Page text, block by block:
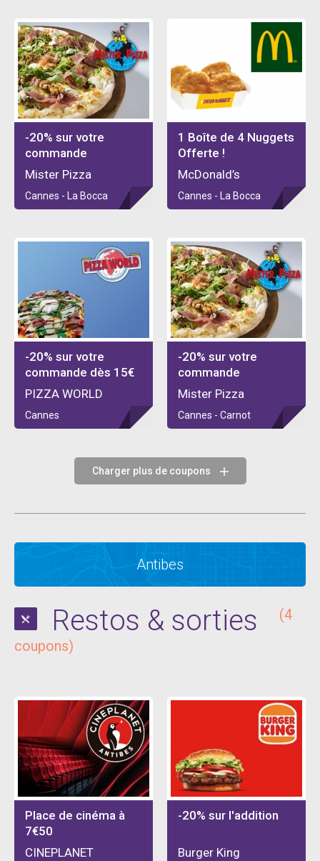
-20% sur votre
commande
Mister Pizza
Cannes - La Bocca
1 Boîte de 4 Nuggets
Offerte !
McDonald’s
Cannes - La Bocca
-20% sur votre
commande dès 15€
PIZZA WORLD
Cannes
-20% sur votre
commande
Mister Pizza
Cannes - Carnot
Charger plus de coupons
Antibes
Restos & sorties
(4
coupons)
Place de cinéma à
7€50
CINEPLANET
-20% sur l'addition
Burger King